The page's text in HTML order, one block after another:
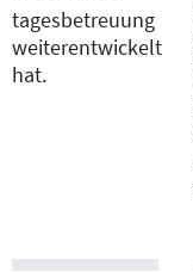
tagesbetreuung
weiterentwickelt
hat.